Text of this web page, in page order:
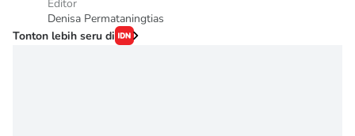
Editor
Denisa Permataningtias
Tonton lebih seru di